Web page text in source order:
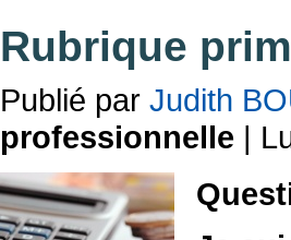
Rubrique
Publié par Judith
professionnelle |